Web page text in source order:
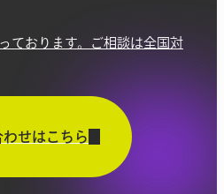
ております。ご相談は全国対
わせはこちら